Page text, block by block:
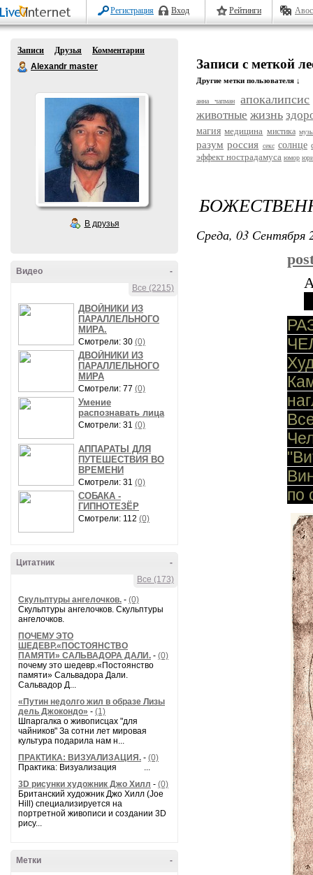
Регистрация Вход Рейтинги
Записи Друзья
Комментарии
Alexandr master
В друзья
-
Видео
Все (2215)
ДВОЙНИКИ ИЗ
ПАРАЛЛЕЛЬНОГО
МИРА.
Смотрели: 30 (0)
ДВОЙНИКИ ИЗ
ПАРАЛЛЕЛЬНОГО
МИРА
Смотрели: 77 (0)
Умение
распознавать лица
Смотрели: 31 (0)
АППАРАТЫ ДЛЯ
ПУТЕШЕСТВИЯ ВО
ВРЕМЕНИ
Смотрели: 31 (0)
СОБАКА -
ГИПНОТЕЗЁР
Смотрели: 112 (0)
-
Цитатник
Все (173)
Скульптуры ангелочков. - (0)
Скульптуры ангелочков. Скульптуры
ангелочков.
ПОЧЕМУ ЭТО
ШЕДЕВР.«ПОСТОЯНСТВО
ПАМЯТИ» САЛЬВАДОРА ДАЛИ. - (0)
почему это шедевр.«Постоянство
памяти» Сальвадора Дали.
Сальвадор Д...
«Путин недолго жил в образе Лизы
дель Джокондо» - (1)
Шпаргалка о живописцах "для
чайников" За сотни лет мировая
культура подарила нам н...
ПРАКТИКА: ВИЗУАЛИЗАЦИЯ. - (0)
Практика: Визуализация ...
3D рисунки художник Джо Хилл - (0)
Британский художник Джо Хилл (Joe
Hill) специализируется на
портретной живописи и создании 3D
рису...
-
Метки
Записи с меткой
Другие метки пользователя ↓
анна чапман апокалипсис
животные жизнь
магия медицина мистика
разум россия секс солнце
эффект нострадамуса юмор
Среда, 03 Сентября
по